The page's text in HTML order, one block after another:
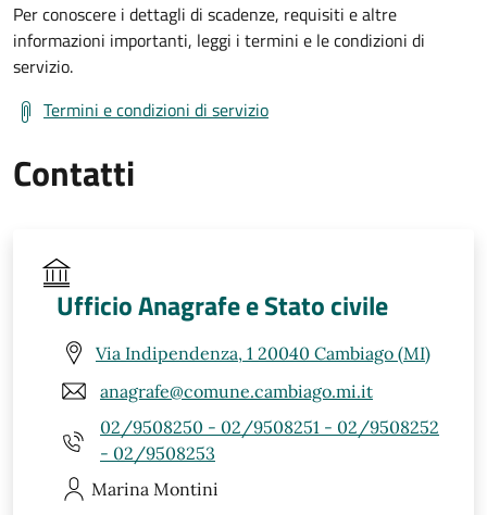
Per conoscere i dettagli di scadenze, requisiti e altre
informazioni importanti, leggi i termini e le condizioni di
servizio.
Termini e condizioni di servizio
Contatti
Ufficio Anagrafe e Stato civile
Via Indipendenza, 1 20040 Cambiago (MI)
anagrafe@comune.cambiago.mi.it
02/9508250 - 02/9508251 - 02/9508252
- 02/9508253
Marina Montini